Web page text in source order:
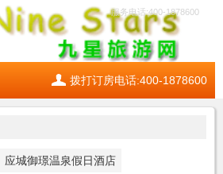
服务电话:400-1878600
拨打订房电话:400-1878600
应城御璟温泉假日酒店